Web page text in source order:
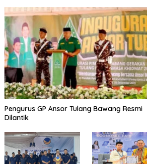
Pengurus GP Ansor Tulang Bawang Resmi
Dilantik